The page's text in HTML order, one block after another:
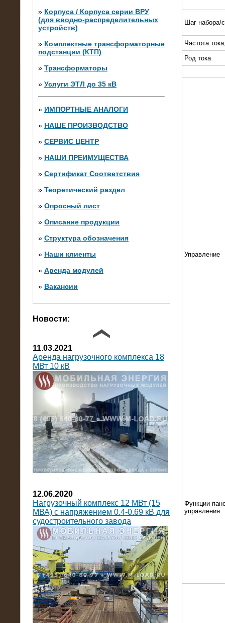
» Корпуса / Корпуса серии ВРУ
(для вводно-распределительных
устройств)
» Комплектные трансформаторные
подстанции (КТП)
» Трансформаторы
» Услуги ЭТЛ до 35 кВ
» ИМПОРТНЫЕ АНАЛОГИ
» НАШЕ ПРОИЗВОДСТВО
» СЕРВИС ЦЕНТР
» НАШИ ПРЕИМУЩЕСТВА
» Сертификат Соответствия
» Теоретический раздел
» Опросный лист
» Описание продукции
» Структура обозначения
» Наши клиенты
» Аренда модулей
» Вакансии
Новости:
28.02.2015
Нагрузочные модули 700 кВт (4
штуки)
10.10.2014
Нагрузочный комплекс 20 МВт в 2
яруса (напряжение 6-10 кВ)
11.03.2021
Аренда нагрузочного комплекса 18
МВт 10 кВ
12.06.2020
Нагрузочный комплекс 12 МВт (15
МВА) с напряжением 0.4-0.69 кВ для
судостроительного завода
Шаг набора/
Частота
Род тока
Управление
Функции
управления